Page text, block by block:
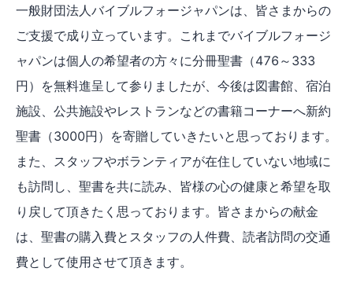
一般財団法人バイブルフォージャパンは、皆さまからの
ご支援で成り立っています。これまでバイブルフォージ
ャパンは個人の希望者の方々に分冊聖書（476～333
円）を無料進呈して参りましたが、今後は図書館、宿泊
施設、公共施設やレストランなどの書籍コーナーへ新約
聖書（3000円）を寄贈していきたいと思っております。
また、スタッフやボランティアが在住していない地域に
も訪問し、聖書を共に読み、皆様の心の健康と希望を取
り戻して頂きたく思っております。皆さまからの献金
は、聖書の購入費とスタッフの人件費、読者訪問の交通
費として使用させて頂きます。